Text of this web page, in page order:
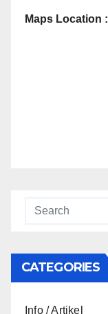
Maps Location :
CATEGORIES
Info / Artikel